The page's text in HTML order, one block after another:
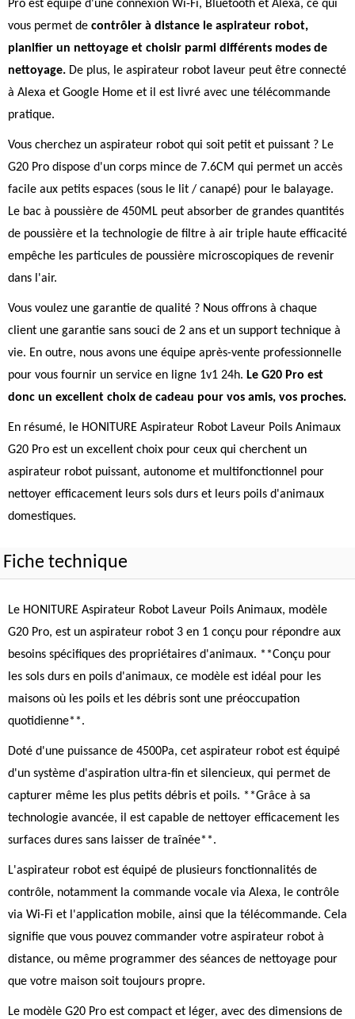
Pro est équipé d'une connexion Wi-Fi, Bluetooth et Alexa, ce qui
vous permet de contrôler à distance le aspirateur robot,
planifier un nettoyage et choisir parmi différents modes de
nettoyage. De plus, le aspirateur robot laveur peut être connecté
à Alexa et Google Home et il est livré avec une télécommande
pratique.
Vous cherchez un aspirateur robot qui soit petit et puissant ? Le
G20 Pro dispose d'un corps mince de 7.6CM qui permet un accès
facile aux petits espaces (sous le lit / canapé) pour le balayage.
Le bac à poussière de 450ML peut absorber de grandes quantités
de poussière et la technologie de filtre à air triple haute efficacité
empêche les particules de poussière microscopiques de revenir
dans l'air.
Vous voulez une garantie de qualité ? Nous offrons à chaque
client une garantie sans souci de 2 ans et un support technique à
vie. En outre, nous avons une équipe après-vente professionnelle
pour vous fournir un service en ligne 1v1 24h. Le G20 Pro est
donc un excellent choix de cadeau pour vos amis, vos proches.
En résumé, le HONITURE Aspirateur Robot Laveur Poils Animaux
G20 Pro est un excellent choix pour ceux qui cherchent un
aspirateur robot puissant, autonome et multifonctionnel pour
nettoyer efficacement leurs sols durs et leurs poils d'animaux
domestiques.
Fiche technique
Le HONITURE Aspirateur Robot Laveur Poils Animaux, modèle
G20 Pro, est un aspirateur robot 3 en 1 conçu pour répondre aux
besoins spécifiques des propriétaires d'animaux. **Conçu pour
les sols durs en poils d'animaux, ce modèle est idéal pour les
maisons où les poils et les débris sont une préoccupation
quotidienne**.
Doté d'une puissance de 4500Pa, cet aspirateur robot est équipé
d'un système d'aspiration ultra-fin et silencieux, qui permet de
capturer même les plus petits débris et poils. **Grâce à sa
technologie avancée, il est capable de nettoyer efficacement les
surfaces dures sans laisser de traînée**.
L'aspirateur robot est équipé de plusieurs fonctionnalités de
contrôle, notamment la commande vocale via Alexa, le contrôle
via Wi-Fi et l'application mobile, ainsi que la télécommande. Cela
signifie que vous pouvez commander votre aspirateur robot à
distance, ou même programmer des séances de nettoyage pour
que votre maison soit toujours propre.
Le modèle G20 Pro est compact et léger, avec des dimensions de